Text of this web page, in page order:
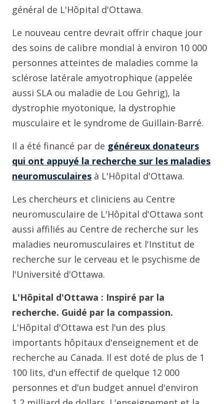
général de L'Hôpital d'Ottawa.
Le nouveau centre devrait offrir chaque jour
des soins de calibre mondial à environ 10 000
personnes atteintes de maladies comme la
sclérose latérale amyotrophique (appelée
aussi SLA ou maladie de Lou Gehrig), la
dystrophie myotonique, la dystrophie
musculaire et le syndrome de Guillain-Barré.
Il a été financé par de généreux donateurs
qui ont appuyé la recherche sur les maladies
neuromusculaires à L'Hôpital d'Ottawa.
Les chercheurs et cliniciens au Centre
neuromusculaire de L'Hôpital d'Ottawa sont
aussi affiliés au Centre de recherche sur les
maladies neuromusculaires et l'Institut de
recherche sur le cerveau et le psychisme de
l'Université d'Ottawa.
L'Hôpital d'Ottawa : Inspiré par la
recherche. Guidé par la compassion.
L'Hôpital d'Ottawa est l'un des plus
importants hôpitaux d'enseignement et de
recherche au Canada. Il est doté de plus de 1
100 lits, d'un effectif de quelque 12 000
personnes et d'un budget annuel d'environ